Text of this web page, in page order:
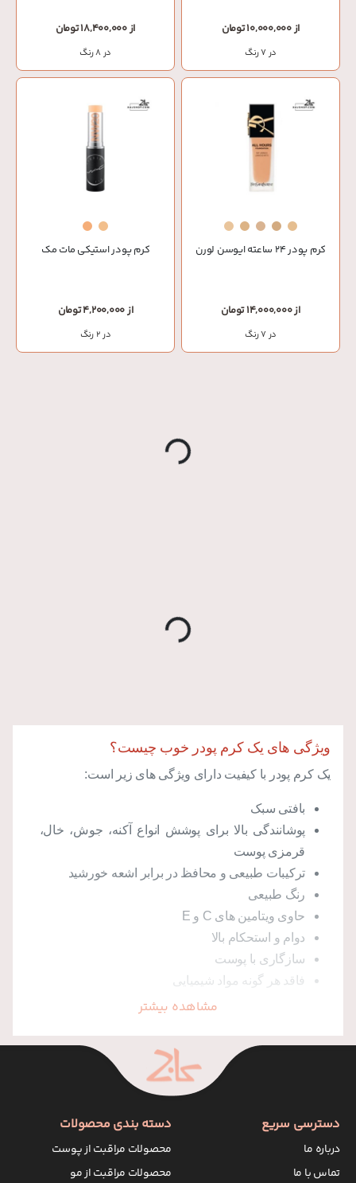
از 10,000,000 تومان
در 7 رنگ
از 18,400,000 تومان
در 8 رنگ
کرم پودر 24 ساعته ایوسن لورن
از 14,000,000 تومان
در 7 رنگ
کرم پودر استیکی مات مک
از 4,200,000 تومان
در 2 رنگ
...
...
ویژگی های یک کرم پودر خوب چیست؟
یک کرم پودر با کیفیت دارای ویژگی های زیر است:
بافتی سبک
پوشانندگی بالا برای پوشش انواع آکنه، جوش، خال،
قرمزی پوست
ترکیبات طبیعی و محافظ در برابر اشعه خورشید
رنگ طبیعی
حاوی ویتامین های C و E
دوام و استحکام بالا
سازگاری با پوست
فاقد هر گونه مواد شیمیایی
کرم پودرهای بدون SPF به طور اختصاصی برای محافظت در
برابر نور خورشید طراحی نشده اندو صرفا به عنوان
استفاده می شود و جایگزین ضدآفتاب نیست.
آفتاب کمک کند. بررسی های سازمان پیشگیری از سرطان
نشان می دهد اکثر افراد لایه ای بسیار نازک از کرم پودر و
مشاهده بیشتر
دسترسی سریع
درباره ما
تماس با ما
دسته بندی محصولات
محصولات مراقبت از پوست
محصولات مراقبت از مو